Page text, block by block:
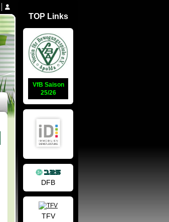
TOP Links
VfB Saison
25/26
DFB
TFV